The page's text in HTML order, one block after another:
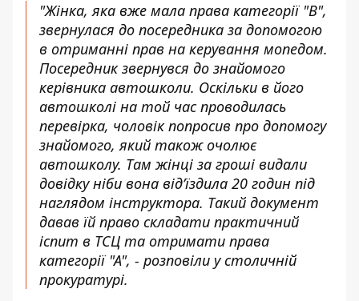
"Жінка, яка вже мала права категорії "В",
звернулася до посередника за допомогою
в отриманні прав на керування мопедом.
Посередник звернувся до знайомого
керівника автошколи. Оскільки в його
автошколі на той час проводилась
перевірка, чоловік попросив про допомогу
знайомого, який також очолює
автошколу. Там жінці за гроші видали
довідку ніби вона від’їздила 20 годин під
наглядом інструктора. Такий документ
давав їй право складати практичний
іспит в ТСЦ та отримати права
категорії "А", - розповіли у столичній
прокуратурі.